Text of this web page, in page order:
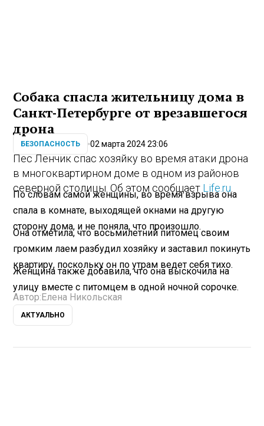
Собака спасла жительницу дома в
Санкт-Петербурге от врезавшегося
дрона
БЕЗОПАСНОСТЬ 02 марта 2024 23:06
Пес Ленчик спас хозяйку во время атаки дрона
в многоквартирном доме в одном из районов
северной столицы. Об этом сообщает Life.ru
По словам самой женщины, во время взрыва она
спала в комнате, выходящей окнами на другую
сторону дома, и не поняла, что произошло.
Она отметила, что восьмилетний питомец своим
громким лаем разбудил хозяйку и заставил покинуть
квартиру, поскольку он по утрам ведет себя тихо.
Женщина также добавила, что она выскочила на
улицу вместе с питомцем в одной ночной сорочке.
Автор: Елена Никольская
АКТУАЛЬНО